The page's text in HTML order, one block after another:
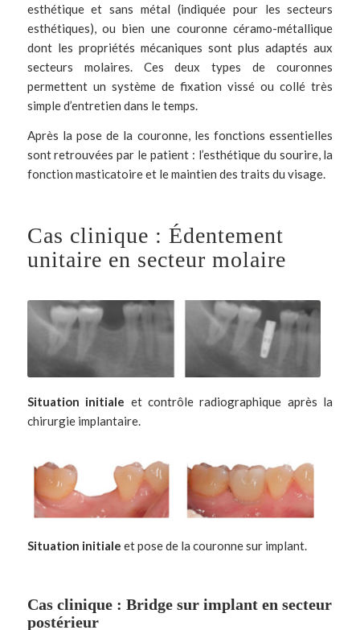
esthétique et sans métal (indiquée pour les secteurs
esthétiques), ou bien une couronne céramo-métallique
dont les propriétés mécaniques sont plus adaptés aux
secteurs molaires. Ces deux types de couronnes
permettent un système de fixation vissé ou collé très
simple d’entretien dans le temps.
Après la pose de la couronne, les fonctions essentielles
sont retrouvées par le patient : l’esthétique du sourire, la
fonction masticatoire et le maintien des traits du visage.
Cas clinique : Édentement
unitaire en secteur molaire
Situation initiale et contrôle radiographique après la
chirurgie implantaire.
Situation initiale et pose de la couronne sur implant.
Cas clinique : Bridge sur implant en secteur
postérieur